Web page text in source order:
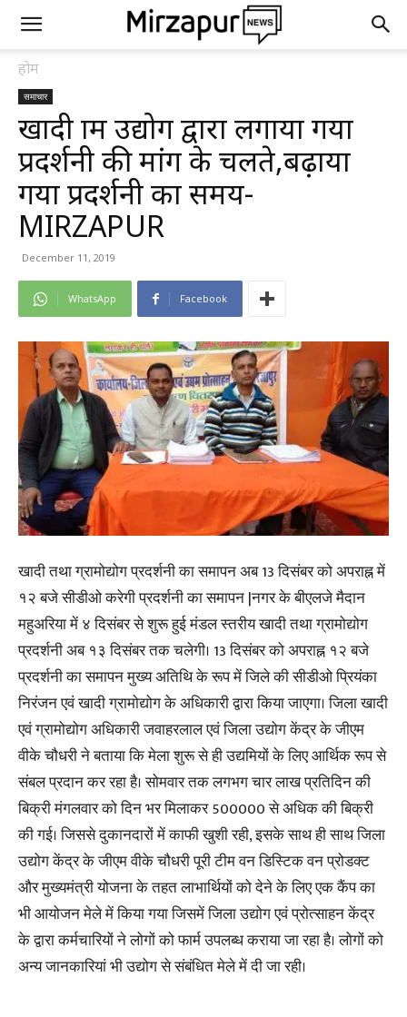
होम
समाचार
खादी ग्राम उद्योग द्वारा लगाया गया
प्रदर्शनी की मांग के चलते,बढ़ाया
गया प्रदर्शनी का समय-
MIRZAPUR
December 11, 2019
WhatsApp Facebook
खादी तथा ग्रामोद्योग प्रदर्शनी का समापन अब 13 दिसंबर को अपराह्न में
१२ बजे सीडीओ करेगी प्रदर्शनी का समापन |नगर के बीएलजे मैदान
महुअरिया में ४ दिसंबर से शुरू हुई मंडल स्तरीय खादी तथा ग्रामोद्योग
प्रदर्शनी अब १३ दिसंबर तक चलेगी। 13 दिसंबर को अपराह्न १२ बजे
प्रदर्शनी का समापन मुख्य अतिथि के रूप में जिले की सीडीओ प्रियंका
निरंजन एवं खादी ग्रामोद्योग के अधिकारी द्वारा किया जाएगा। जिला खादी
एवं ग्रामोद्योग अधिकारी जवाहरलाल एवं जिला उद्योग केंद्र के जीएम
वीके चौधरी ने बताया कि मेला शुरू से ही उद्यमियों के लिए आर्थिक रूप से
संबल प्रदान कर रहा है। सोमवार तक लगभग चार लाख प्रतिदिन की
बिक्री मंगलवार को दिन भर मिलाकर 500000 से अधिक की बिक्री
की गई। जिससे दुकानदारों में काफी खुशी रही, इसके साथ ही साथ जिला
उद्योग केंद्र के जीएम वीके चौधरी पूरी टीम वन डिस्टिक वन प्रोडक्ट
और मुख्यमंत्री योजना के तहत लाभार्थियों को देने के लिए एक कैंप का
भी आयोजन मेले में किया गया जिसमें जिला उद्योग एवं प्रोत्साहन केंद्र
के द्वारा कर्मचारियों ने लोगों को फार्म उपलब्ध कराया जा रहा है। लोगों को
अन्य जानकारियां भी उद्योग से संबंधित मेले में दी जा रही।